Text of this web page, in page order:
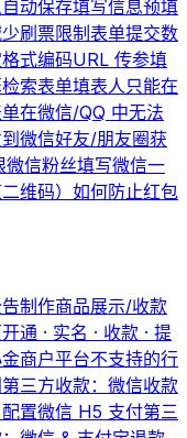
动保存填写信息预填
刷票限制表单提交数
式编码URL 传参填
索表单填表人只能在
在微信/QQ 中无法
微信好友/朋友圈获
微信粉丝填写微信一
维码） 如何防止红包
制作商品展示/收款
通 · 实名 · 收款 · 提
商户平台不支持的行
第三方收款：微信收款
置微信 H5 支付第三